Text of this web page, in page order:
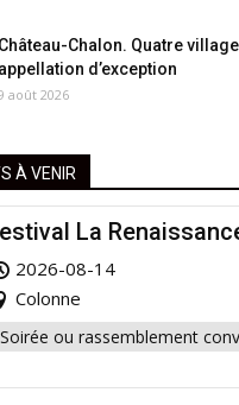
Château-Chalon. Quatre
appellation d’exception
août 2026
À VENIR
La
2026-08-14
Colonne
Soirée ou rassemblement